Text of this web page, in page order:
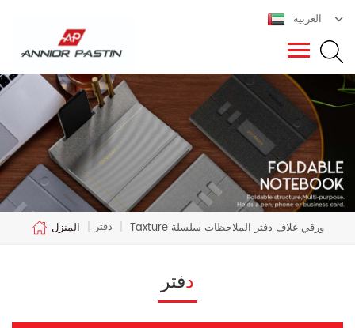
العربية
المنزل | دفتر | Taxture ورقي غلاف دفتر الملاحظات سلسلة
دفتر